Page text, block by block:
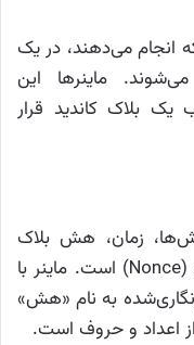
انجام می‌دهند، در یک
ماینرها این
یک بلاک کاندید قرار
زمان، هش بلاک
قبلی و یک عدد متغیر به نام «نانس» (Nonce) است. ماینر با
به نام «هش»
اعداد و حروف است.